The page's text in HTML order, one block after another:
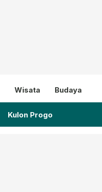
Wisata Budaya
Kulon Progo